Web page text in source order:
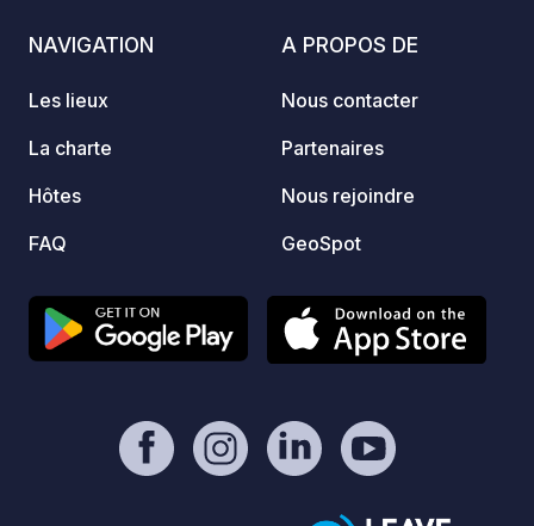
NAVIGATION
Les lieux
La charte
Hôtes
FAQ
A PROPOS DE
Nous contacter
Partenaires
Nous rejoindre
GeoSpot